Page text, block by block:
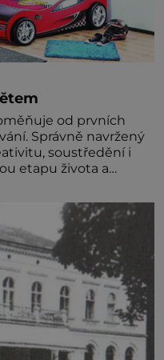
od prvních
Správně navržený
soustředění i
etapu života a
proto by pokoj
klidně a útulně.